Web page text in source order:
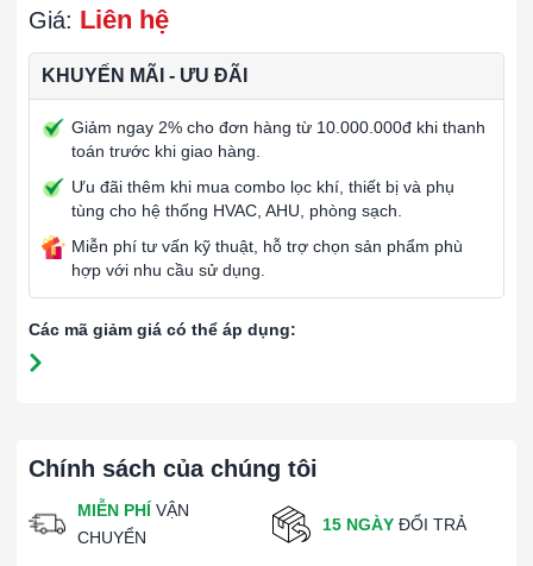
Chính sách của chúng tôi
MIỄN PHÍ VẬN
CHUYỂN
15 NGÀY ĐỔI TRẢ
Giá: Liên hệ
KHUYẾN MÃI - ƯU ĐÃI
Giảm ngay 2% cho đơn hàng từ 10.000.000đ khi thanh
toán trước khi giao hàng.
Ưu đãi thêm khi mua combo lọc khí, thiết bị và phụ
tùng cho hệ thống HVAC, AHU, phòng sạch.
Miễn phí tư vấn kỹ thuật, hỗ trợ chọn sản phẩm phù
hợp với nhu cầu sử dụng.
Các mã giảm giá có thể áp dụng: